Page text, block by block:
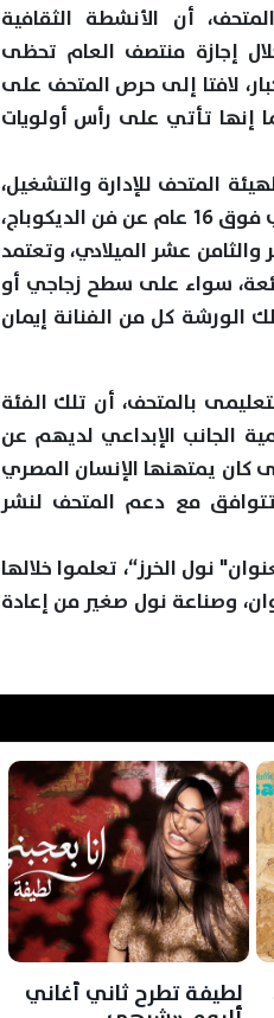
أن الأنشطة الثقافية
إجازة منتصف العام تحظى
لافتا إلى حرص المتحف على
إنها تأتي على رأس أولويات
المتحف للإدارة والتشغيل،
أن ورشة "ديكوباج من وحي الحضارة“ هي ورشه للشباب فوق 16 عام عن فن الديكوباج،
والثامن عشر الميلادي، وتعتمد
سواء على سطح زجاجي أو
الورشة كل من الفنانة إيمان
بالمتحف، أن تلك الفئة
الجانب الإبداعي لديهم عن
كان يمتهنها الإنسان المصري
مع دعم المتحف لنشر
نول الخرز“، تعلموا خلالها
وصناعة نول صغير من إعادة
لطيفة تطرح ثاني أغاني